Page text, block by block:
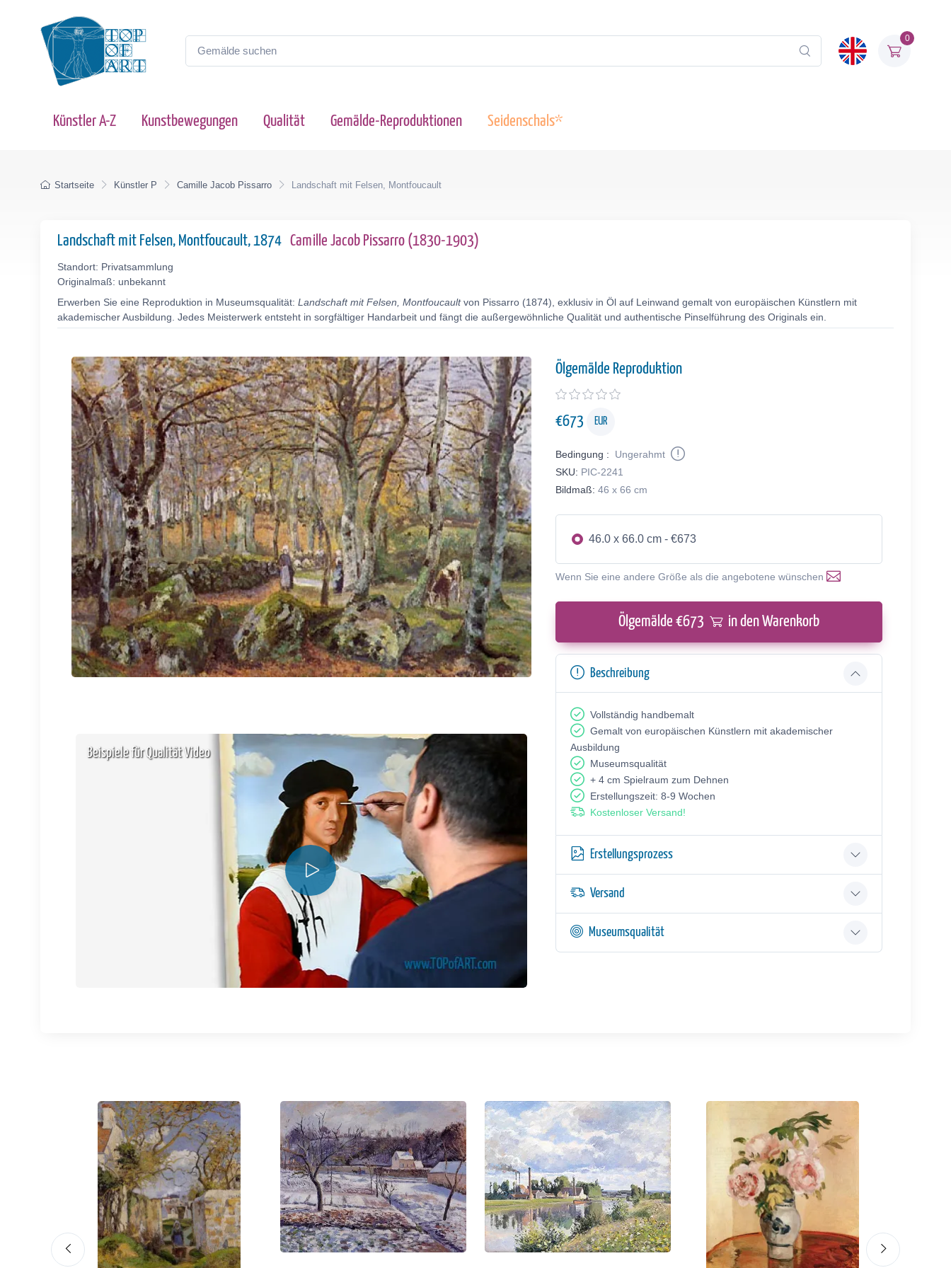
0
Künstler A-Z Kunstbewegungen Qualität Gemälde-Reproduktionen Seidenschals*
Startseite Künstler P Camille Jacob Pissarro Landschaft mit Felsen, Montfoucault
Landschaft mit Felsen, Montfoucault, 1874 Camille Jacob Pissarro (1830-1903)
Standort: Privatsammlung
Originalmaß: unbekannt
Erwerben Sie eine Reproduktion in Museumsqualität: Landschaft mit Felsen, Montfoucaultvon Pissarro (1874), exklusiv in Öl auf Leinwand gemalt von europäischen Künstlern mit
akademischer Ausbildung. Jedes Meisterwerk entsteht in sorgfältiger Handarbeit und fängt die außergewöhnliche Qualität und authentische Pinselführung des Originals ein.
Beispiele für Qualität Video
Ölgemälde Reproduktion
€673 EUR
Bedingung :
Ungerahmt
SKU: PIC-2241
Bildmaß: 46 x 66 cm
46.0 x 66.0 cm - €673
Wenn Sie eine andere Größe als die angebotene wünschen
Ölgemälde €673 in den Warenkorb
Beschreibung
Vollständig handbemalt
Gemalt von europäischen Künstlern mit akademischer
Ausbildung
Museumsqualität
+ 4 cm Spielraum zum Dehnen
Erstellungszeit: 8-9 Wochen
Kostenloser Versand!
Erstellungsprozess
Versand
Museumsqualität